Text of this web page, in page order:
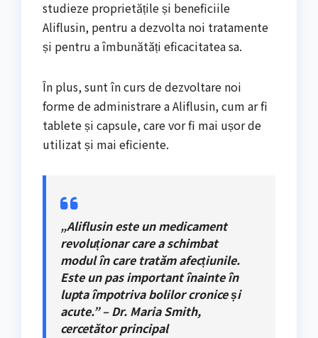
studieze proprietățile și beneficiile
Aliflusin, pentru a dezvolta noi tratamente
și pentru a îmbunătăți eficacitatea sa.
În plus, sunt în curs de dezvoltare noi
forme de administrare a Aliflusin, cum ar fi
tablete și capsule, care vor fi mai ușor de
utilizat și mai eficiente.
„Aliflusin este un medicament
revoluționar care a schimbat
modul în care tratăm afecțiunile.
Este un pas important înainte în
lupta împotriva bolilor cronice și
acute.” – Dr. Maria Smith,
cercetător principal